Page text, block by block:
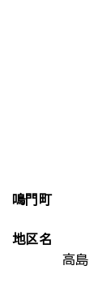
鳴門町
地区名
高島